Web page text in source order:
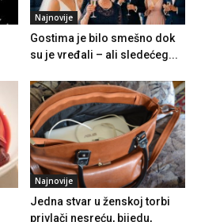
Najnovije
Gostima je bilo smešno dok
su je vređali – ali sledećeg...
Najnovije
Jedna stvar u ženskoj torbi
privlači nesreću, bijedu,